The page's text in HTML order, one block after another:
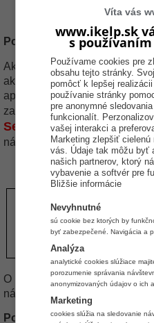
minimalizovaná (s
Použitie aplikácie POS
Ak je potrebné predávať len z
ak je na počítači iKelp POS
aplikácie iKelp Predajca.
zariadením anieje
Server
. Viacej o
návode
Nastavenia - POS
Schéma zapojenia
O konfigurácií jednotlivých
návode
Použitie aplikácie POS
Víta vás
www.ikelp.sk
s
Používame cookies pre
obsahu tejto stránky.
pomôcť k lepšej
používanie stránky
pre anonymné
funkcionalít.
vašej interakci a
Marketing zlepšiť
vás. Údaje tak môžu byť
našich partnerov, ktorý
vybavenie a softvér pre
Bližšie informácie
Nevyhnutné
sú cookie bez ktorých by
byť zabezpečené. Navigácia a
Analýza
analytické cookies slúžiace
porozumenie správania
anonymizovaných údajov o ich
Marketing
cookies slúžia na sledovanie